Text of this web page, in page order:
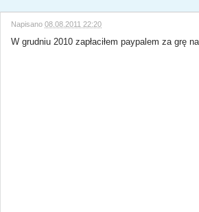
Napisano08.08.2011 22:20
W grudniu 2010 zapłaciłem paypalem za grę